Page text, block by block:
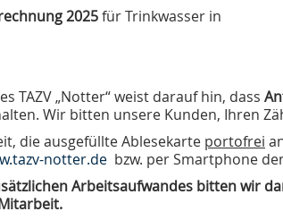
2025für Trinkwasser in
TAZV „Notter“ weist darauf hin, dass
Wir bitten unsere Kunden, Ihren
die ausgefüllte Ablesekarte portofrei
notter.de bzw. per Smartphone
Arbeitsaufwandes bitten wir